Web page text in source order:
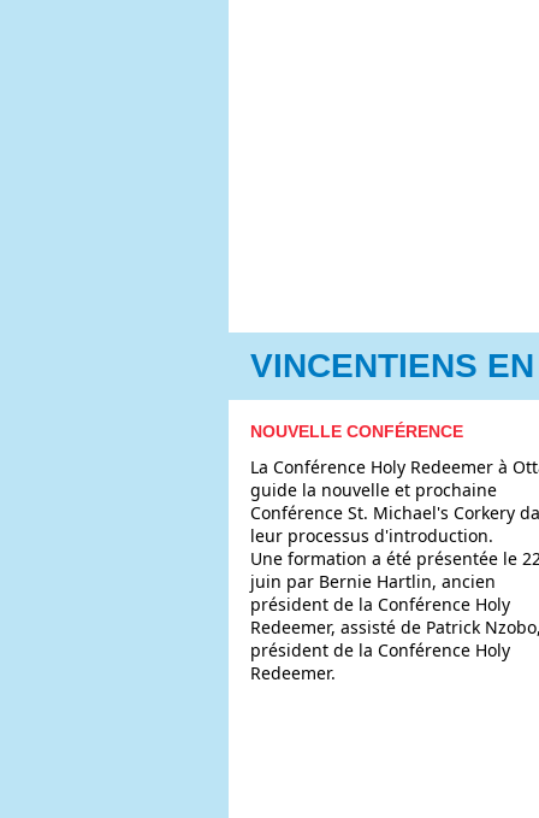
VINCENTIENS
NOUVELLE CONFÉRENCE
La Conférence Holy Redeemer à
guide la nouvelle et prochaine
Conférence St. Michael's Corkery
leur processus d'introduction.
Une formation a été présentée le
juin par Bernie Hartlin, ancien
président de la Conférence Holy
Redeemer, assisté de Patrick
président de la Conférence Holy
Redeemer.